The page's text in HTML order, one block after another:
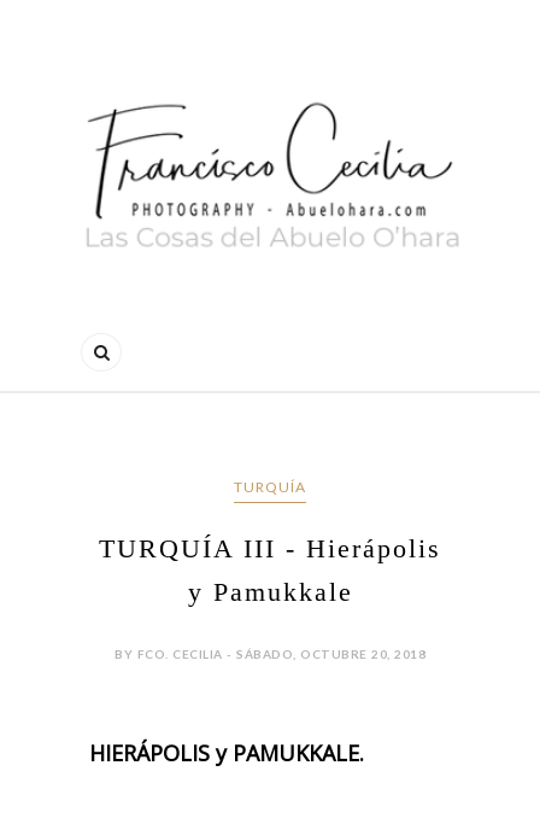
TURQUÍA
TURQUÍA III - Hierápolis
y Pamukkale
BY FCO. CECILIA - SÁBADO, OCTUBRE 20, 2018
HIERÁPOLIS y PAMUKKALE.